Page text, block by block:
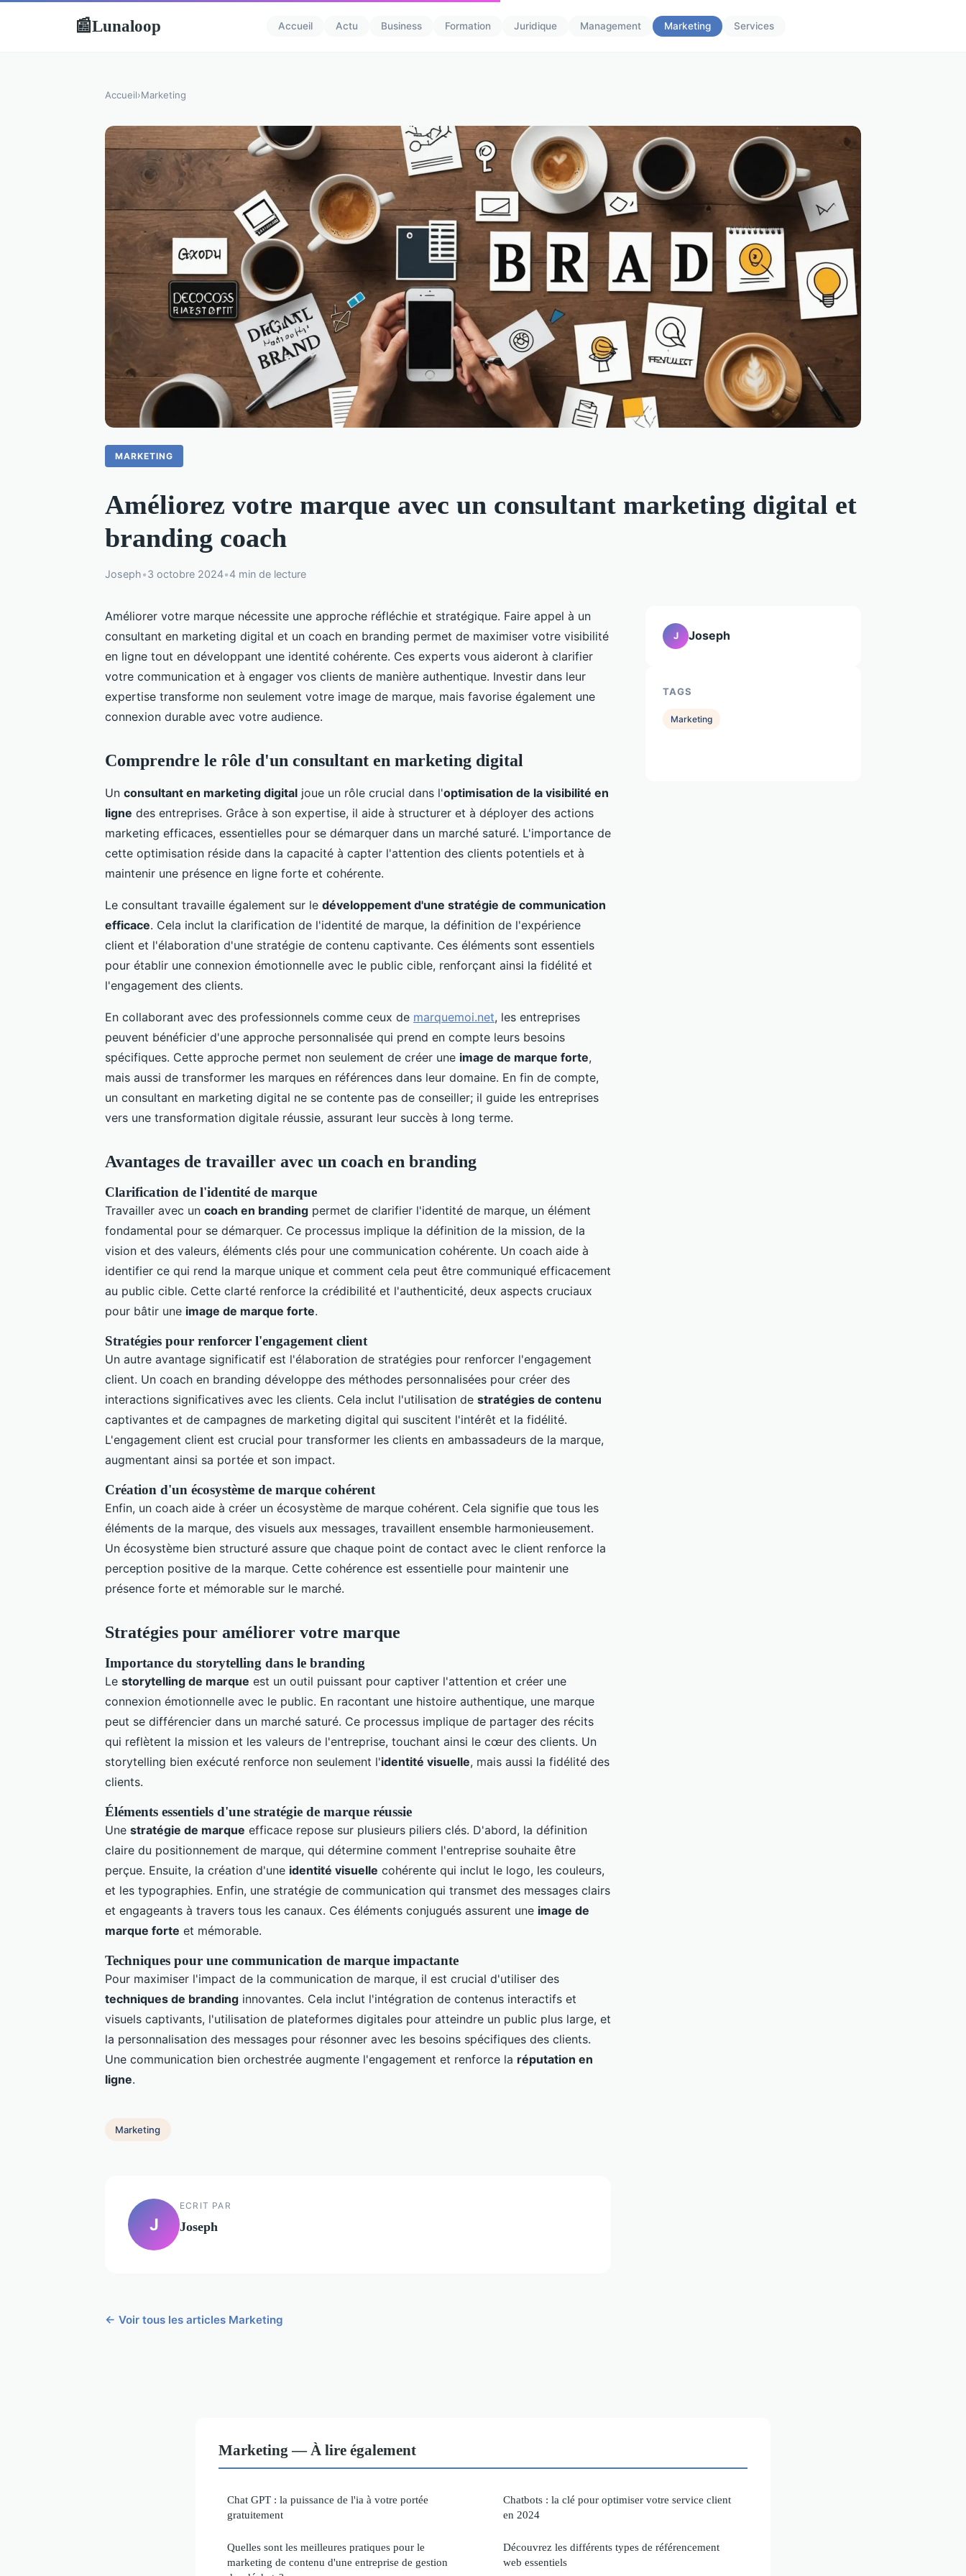
📰Lunaloop Accueil Actu Business Formation Juridique Management Marketing Services
Accueil›Marketing
MARKETING
Améliorez votre marque avec un consultant marketing digital et
branding coach
Joseph•3 octobre 2024•4 min de lecture
Améliorer votre marque nécessite une approche réfléchie et stratégique. Faire appel à un
consultant en marketing digital et un coach en branding permet de maximiser votre visibilité
en ligne tout en développant une identité cohérente. Ces experts vous aideront à clarifier
votre communication et à engager vos clients de manière authentique. Investir dans leur
expertise transforme non seulement votre image de marque, mais favorise également une
connexion durable avec votre audience.
Comprendre le rôle d'un consultant en marketing digital
Un consultant en marketing digital joue un rôle crucial dans l'optimisation de la visibilité en
ligne des entreprises. Grâce à son expertise, il aide à structurer et à déployer des actions
marketing efficaces, essentielles pour se démarquer dans un marché saturé. L'importance de
cette optimisation réside dans la capacité à capter l'attention des clients potentiels et à
maintenir une présence en ligne forte et cohérente.
Le consultant travaille également sur le développement d'une stratégie de communication
efficace. Cela inclut la clarification de l'identité de marque, la définition de l'expérience
client et l'élaboration d'une stratégie de contenu captivante. Ces éléments sont essentiels
pour établir une connexion émotionnelle avec le public cible, renforçant ainsi la fidélité et
l'engagement des clients.
En collaborant avec des professionnels comme ceux de marquemoi.net, les entreprises
peuvent bénéficier d'une approche personnalisée qui prend en compte leurs besoins
spécifiques. Cette approche permet non seulement de créer une image de marque forte,
mais aussi de transformer les marques en références dans leur domaine. En fin de compte,
un consultant en marketing digital ne se contente pas de conseiller; il guide les entreprises
vers une transformation digitale réussie, assurant leur succès à long terme.
Avantages de travailler avec un coach en branding
Clarification de l'identité de marque
Travailler avec un coach en branding permet de clarifier l'identité de marque, un élément
fondamental pour se démarquer. Ce processus implique la définition de la mission, de la
vision et des valeurs, éléments clés pour une communication cohérente. Un coach aide à
identifier ce qui rend la marque unique et comment cela peut être communiqué efficacement
au public cible. Cette clarté renforce la crédibilité et l'authenticité, deux aspects cruciaux
pour bâtir une image de marque forte.
Stratégies pour renforcer l'engagement client
Un autre avantage significatif est l'élaboration de stratégies pour renforcer l'engagement
client. Un coach en branding développe des méthodes personnalisées pour créer des
interactions significatives avec les clients. Cela inclut l'utilisation de stratégies de contenu
captivantes et de campagnes de marketing digital qui suscitent l'intérêt et la fidélité.
L'engagement client est crucial pour transformer les clients en ambassadeurs de la marque,
augmentant ainsi sa portée et son impact.
Création d'un écosystème de marque cohérent
Enfin, un coach aide à créer un écosystème de marque cohérent. Cela signifie que tous les
éléments de la marque, des visuels aux messages, travaillent ensemble harmonieusement.
Un écosystème bien structuré assure que chaque point de contact avec le client renforce la
perception positive de la marque. Cette cohérence est essentielle pour maintenir une
présence forte et mémorable sur le marché.
Stratégies pour améliorer votre marque
Importance du storytelling dans le branding
Le storytelling de marque est un outil puissant pour captiver l'attention et créer une
connexion émotionnelle avec le public. En racontant une histoire authentique, une marque
peut se différencier dans un marché saturé. Ce processus implique de partager des récits
qui reflètent la mission et les valeurs de l'entreprise, touchant ainsi le cœur des clients. Un
storytelling bien exécuté renforce non seulement l'identité visuelle, mais aussi la fidélité des
clients.
Éléments essentiels d'une stratégie de marque réussie
Une stratégie de marque efficace repose sur plusieurs piliers clés. D'abord, la définition
claire du positionnement de marque, qui détermine comment l'entreprise souhaite être
perçue. Ensuite, la création d'une identité visuelle cohérente qui inclut le logo, les couleurs,
et les typographies. Enfin, une stratégie de communication qui transmet des messages clairs
et engageants à travers tous les canaux. Ces éléments conjugués assurent une image de
marque forte et mémorable.
Techniques pour une communication de marque impactante
Pour maximiser l'impact de la communication de marque, il est crucial d'utiliser des
techniques de branding innovantes. Cela inclut l'intégration de contenus interactifs et
visuels captivants, l'utilisation de plateformes digitales pour atteindre un public plus large, et
la personnalisation des messages pour résonner avec les besoins spécifiques des clients.
Une communication bien orchestrée augmente l'engagement et renforce la réputation en
ligne.
Marketing
J
ECRIT PAR
Joseph
← Voir tous les articles Marketing
J Joseph
TAGS
Marketing
Marketing — À lire également
Chat GPT : la puissance de l'ia à votre portée
gratuitement
Quelles sont les meilleures pratiques pour le
marketing de contenu d'une entreprise de gestion
Chatbots : la clé pour optimiser votre service client
en 2024
Découvrez les différents types de référencement
web essentiels